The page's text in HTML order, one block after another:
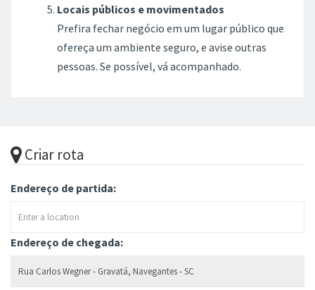
Locais públicos e movimentados
Prefira fechar negócio em um lugar público que
ofereça um ambiente seguro, e avise outras
pessoas. Se possível, vá acompanhado.
Criar rota
Endereço de partida:
Endereço de chegada: